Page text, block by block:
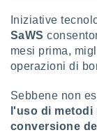
Iniziative
SaWS
mesi prima,
operazioni di
Sebbene non
l'uso di
conversione